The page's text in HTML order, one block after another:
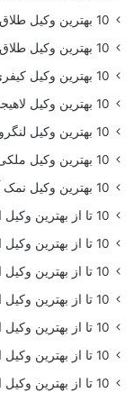
10 بهترین وکیل طلاق توافقی کرج 🥇【آپدیت جدید】⚖️
10 بهترین وکیل طلاق کرج 🥇【آپدیت جدید】⚖️
10 بهترین وکیل کیفری کرج 🥇【آپدیت جدید】⚖️
10 بهترین وکیل لاهیجان کیست ؟🥇【آپدیت جدید】⚖️
10 بهترین وکیل لنگرود🥇【آپدیت جدید】⚖️
10 بهترین وکیل ملکی کرج 🥇【آپدیت جدید】⚖️
10 بهترین وکیل نمک آبرود 🥇【آپدیت جدید】⚖️
10 تا از بهترین وکیل اراک 🥇【آپدیت جدید】⚖️
10 تا از بهترین وکیل اردبیل 🥇【آپدیت جدید】
10 تا از بهترین وکیل اسلامشهر 🥇【آپدیت جدید】
10 تا از بهترین وکیل اندیمشک 🥇【آپدیت جدید】
10 تا از بهترین وکیل اهواز 🥇【آپدیت جدید】⚖️
10 تا از بهترین وکیل ایران🥇【آپدیت جدید】
10 تا از بهترین وکیل ایلام 🥇【آپدیت جدید】